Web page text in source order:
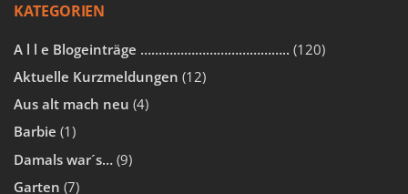
KATEGORIEN
A l l e Blogeinträge ………………………………….. (120)
Aktuelle Kurzmeldungen (12)
Aus alt mach neu (4)
Barbie (1)
Damals war´s… (9)
Garten (7)